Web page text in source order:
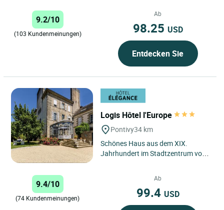
9.2/10
(103 Kundenmeinungen)
Ab
98.25 USD
Entdecken Sie
Logis Hôtel l'Europe
Pontivy34 km
Schönes Haus aus dem XIX.
Jahrhundert im Stadtzentrum von
9.4/10
(74 Kundenmeinungen)
Ab
99.4 USD